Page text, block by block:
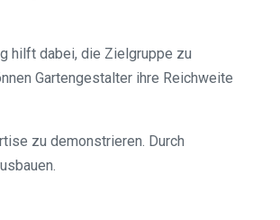
hilft dabei, die Zielgruppe zu
Gartengestalter ihre Reichweite
zu demonstrieren. Durch